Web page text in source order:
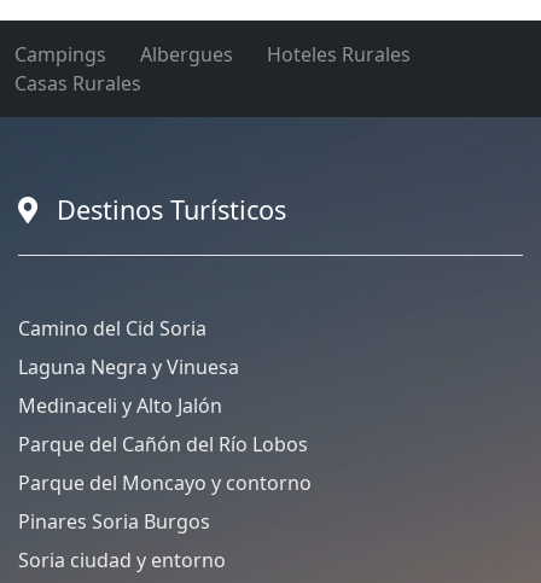
Campings Albergues
Hoteles Rurales
Casas Rurales
Destinos Turísticos
Camino del Cid Soria
Laguna Negra y Vinuesa
Medinaceli y Alto Jalón
Parque del Cañón del Río Lobos
Parque del Moncayo y contorno
Pinares Soria Burgos
Soria ciudad y entorno